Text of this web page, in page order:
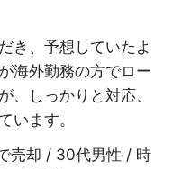
き、予想していたよ
海外勤務の方でロー
、しっかりと対応、
います。
売却 / 30代男性 / 時